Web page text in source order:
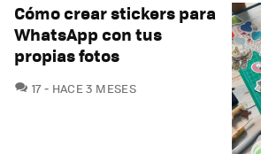
Cómo crear stickers para
WhatsApp con tus
propias fotos
17COMENTARIOS
HACE 3 MESES